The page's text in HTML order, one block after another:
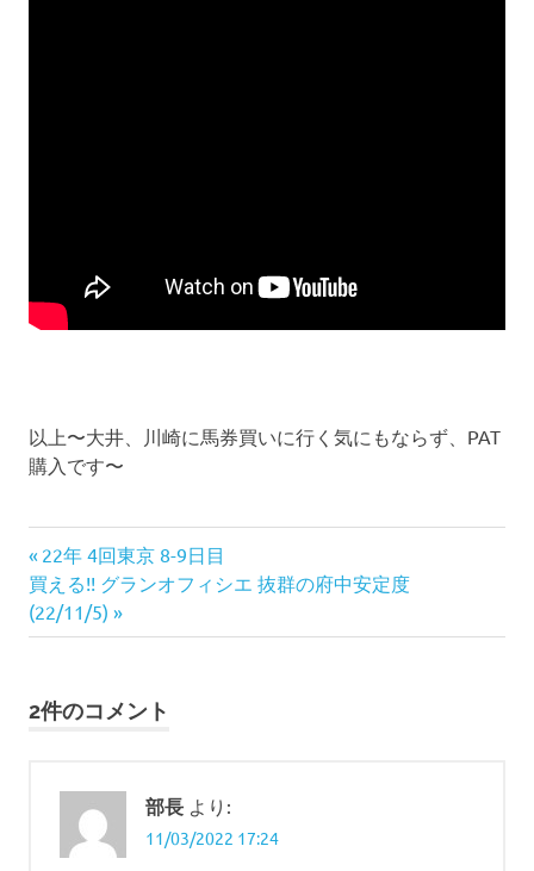
以上〜大井、川崎に馬券買いに行く気にもならず、PAT
購入です〜
投
稿
ナ
ゲ
前
の
記
事:
22年 4回東京 8-9日目
次
の
記
買える!! グランオフィシエ 抜群の府中安定度
(22/11/5)
2件のコメント
部長 より:
11/03/2022 17:24